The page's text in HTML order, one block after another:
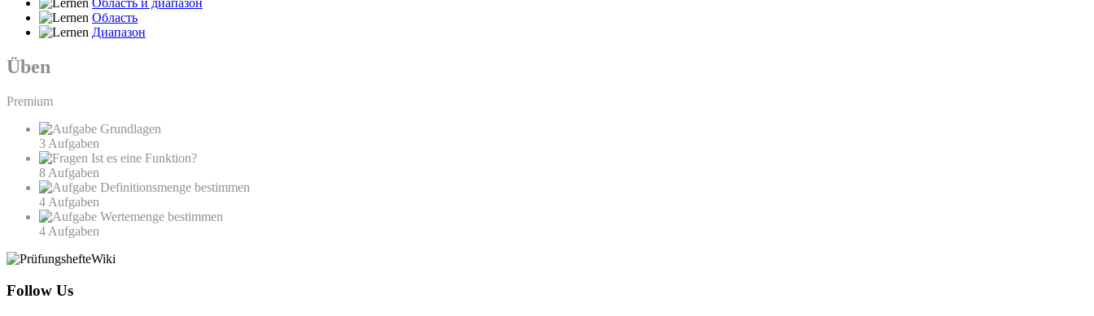
Область и диапазон
Область
Диапазон
Üben
Premium
Grundlagen
3 Aufgaben
Ist es eine Funktion?
8 Aufgaben
Definitionsmenge bestimmen
4 Aufgaben
Wertemenge bestimmen
4 Aufgaben
Follow Us